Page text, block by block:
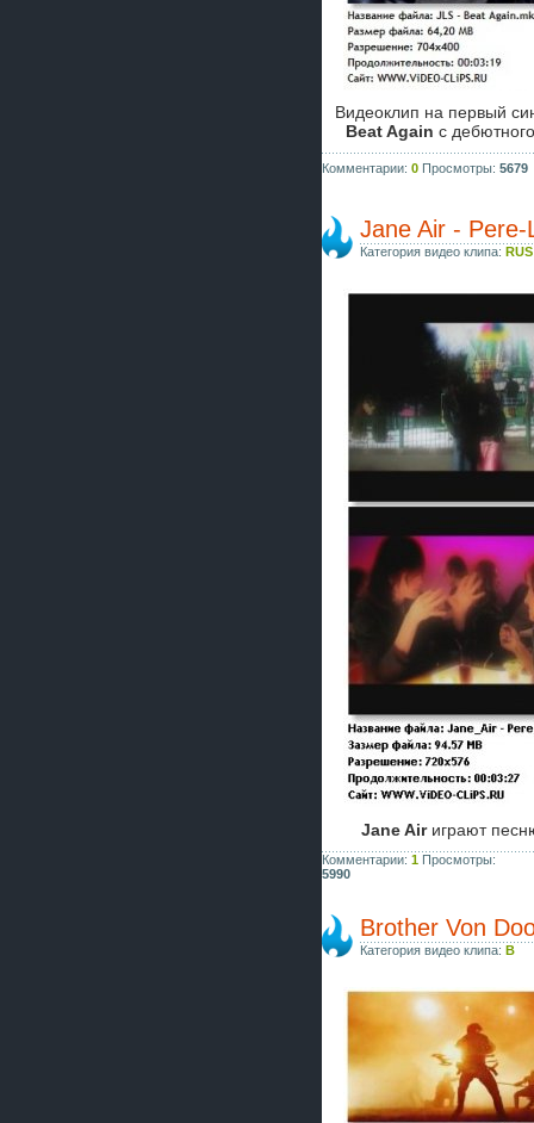
Видеоклип на первый
Beat Again с
Комментарии: 0 Просмотры: 5679
Jane Air - Pere-
Категория видео клипа: RUS
Jane Airиграют
Комментарии: 1 Просмотры:
5990
Brother Von
Категория видео клипа: B